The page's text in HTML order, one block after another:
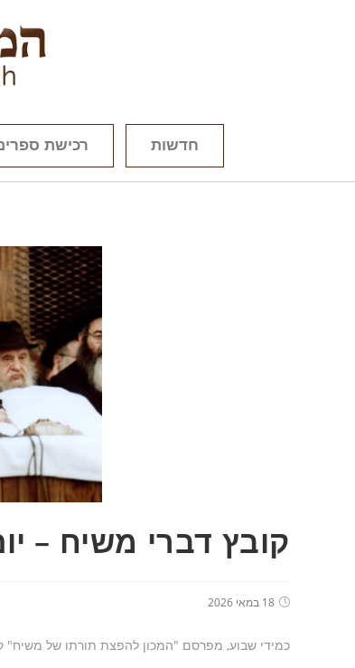
חדשות רכישת
קובץ דברי משיח –
18 במאי 2026
כמידי שבוע, מפרסם "המכון להפצת תורתו של משיח"